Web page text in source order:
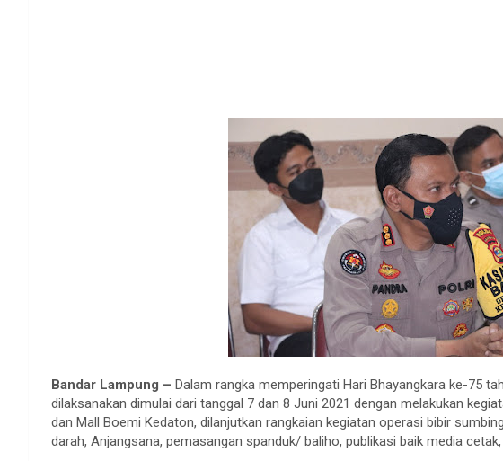
Bandar Lampung – Dalam rangka memperingati Hari Bhayangkara ke-75
dilaksanakan dimulai dari tanggal 7 dan 8 Juni 2021 dengan melakukan
dan Mall Boemi Kedaton, dilanjutkan rangkaian kegiatan operasi bibir
darah, Anjangsana, pemasangan spanduk/ baliho, publikasi baik media